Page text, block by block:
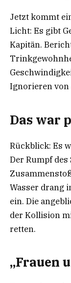
Jetzt kommt
Licht: Es gibt
Kapitän.
Ignorieren von
Das war
Rückblick: Es
Der Rumpf
Wasser drang
ein. Die
der Kollision
retten.
„Frauen